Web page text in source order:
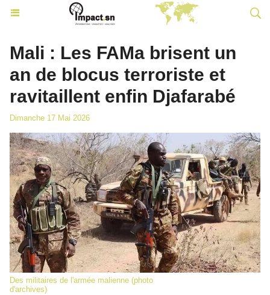
Mali : Les FAMa brisent un
an de blocus terroriste et
ravitaillent enfin Djafarabé
Dimanche 17 Mai 2026
Des militaires de l'armée malienne (photo
d'archives)